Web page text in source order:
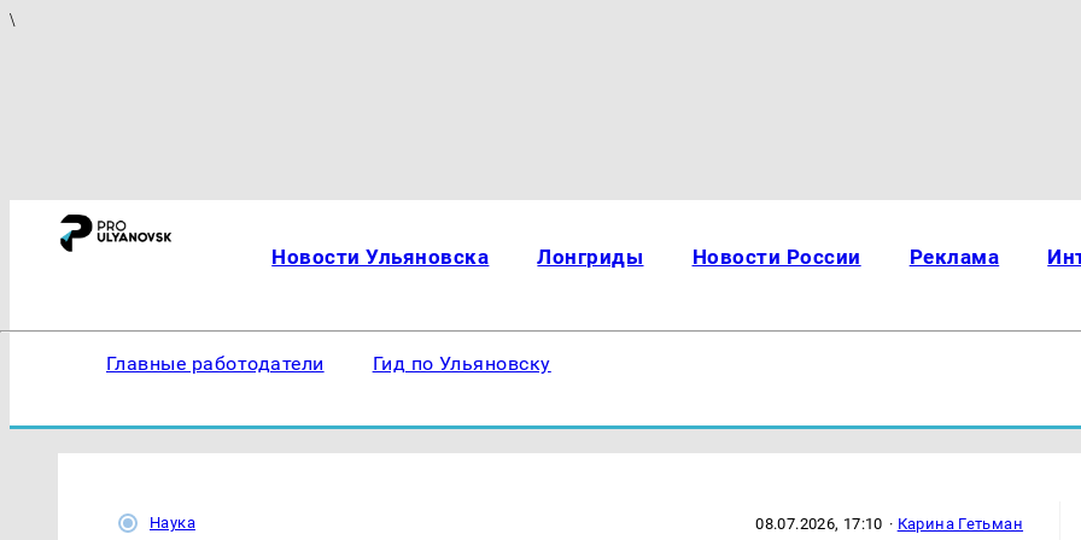
\
Новости Ульяновска Лонгриды Новости России Реклама
Главные работодатели Гид по Ульяновску
Наука 08.07.2026, 17:10 · Карина Гетьман